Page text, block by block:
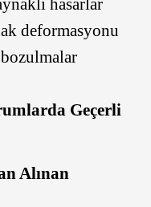
hasarlar
deformasyonu
bozulmalar
Geçerli
Alınan